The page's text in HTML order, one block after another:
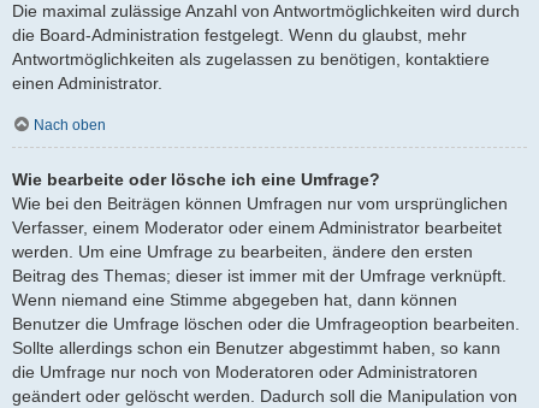
Die maximal zulässige Anzahl von Antwortmöglichkeiten wird durch
die Board-Administration festgelegt. Wenn du glaubst, mehr
Antwortmöglichkeiten als zugelassen zu benötigen, kontaktiere
einen Administrator.
Nach oben
Wie bearbeite oder lösche ich eine Umfrage?
Wie bei den Beiträgen können Umfragen nur vom ursprünglichen
Verfasser, einem Moderator oder einem Administrator bearbeitet
werden. Um eine Umfrage zu bearbeiten, ändere den ersten
Beitrag des Themas; dieser ist immer mit der Umfrage verknüpft.
Wenn niemand eine Stimme abgegeben hat, dann können
Benutzer die Umfrage löschen oder die Umfrageoption bearbeiten.
Sollte allerdings schon ein Benutzer abgestimmt haben, so kann
die Umfrage nur noch von Moderatoren oder Administratoren
geändert oder gelöscht werden. Dadurch soll die Manipulation von